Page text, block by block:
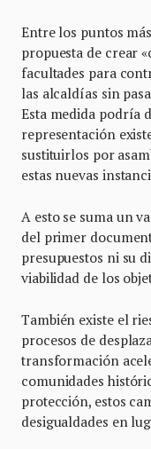
Entre los puntos
propuesta de crear
facultades para
las alcaldías sin
Esta medida podría
representación
sustituirlos por
estas nuevas
A esto se suma un
del primer
presupuestos ni su
viabilidad de los
También existe el
procesos de
transformación
comunidades
protección, estos
desigualdades en